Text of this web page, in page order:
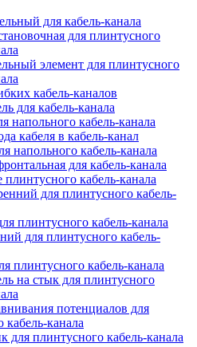
для кабель-канала
для плинтусного
элемент для плинтусного
кабель-каналов
для кабель-канала
напольного кабель-канала
кабеля в кабель-канал
напольного кабель-канала
для кабель-канала
кабель-канала
для плинтусного кабель-
плинтусного кабель-канала
для плинтусного кабель-
плинтусного кабель-канала
на стык для плинтусного
потенциалов для
кабель-канала
для плинтусного кабель-канала